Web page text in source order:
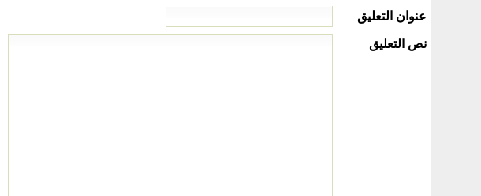
عنوان التعليق
نص التعليق